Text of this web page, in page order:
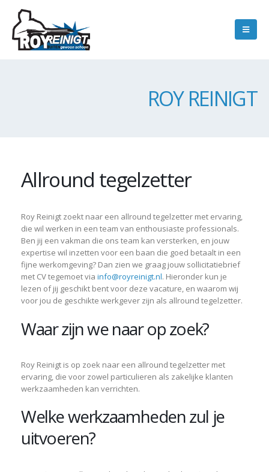
ROY REINIGT
Allround tegelzetter
Roy Reinigt zoekt naar een allround tegelzetter met ervaring,
die wil werken in een team van enthousiaste professionals.
Ben jij een vakman die ons team kan versterken, en jouw
expertise wil inzetten voor een baan die goed betaalt in een
fijne werkomgeving? Dan zien we graag jouw sollicitatiebrief
met CV tegemoet via info@royreinigt.nl. Hieronder kun je
lezen of jij geschikt bent voor deze vacature, en waarom wij
voor jou de geschikte werkgever zijn als allround tegelzetter.
Waar zijn we naar op zoek?
Roy Reinigt is op zoek naar een allround tegelzetter met
ervaring, die voor zowel particulieren als zakelijke klanten
werkzaamheden kan verrichten.
Welke werkzaamheden zul je
uitvoeren?